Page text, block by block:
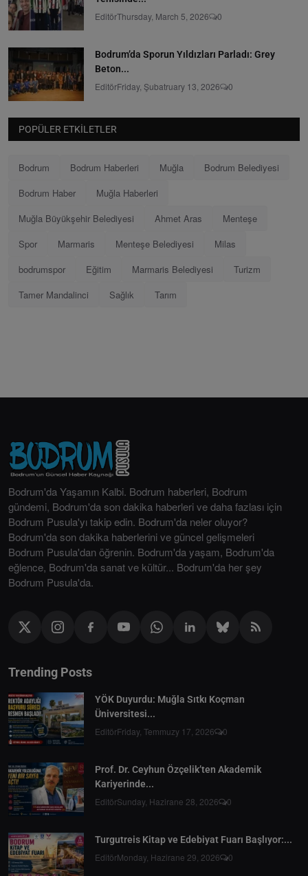
EditörThursday, March 5, 2026 0
Bodrum’da Sporun Yıldızları Parladı: Grey
Beton...
EditörFriday, Şubatruary 13, 2026 0
POPÜLER ETKILETLER
Bodrum Bodrum Haberleri Muğla
Bodrum Belediyesi
Bodrum Haber
Muğla Haberleri
Muğla Büyükşehir Belediyesi
Ahmet Aras
Menteşe
Spor
Marmaris Menteşe Belediyesi
Milas
bodrumspor
Eğitim Marmaris Belediyesi
Turizm
Tamer Mandalinci
Sağlık Tarım
Bodrum'da Yaşamın Kalbi. Bodrum haberleri, Bodrum
gündemi, Bodrum'da son dakika haberleri ve daha fazlası için
Bodrum Pusula'yı takip edin. Bodrum'da neler oluyor?
Bodrum'da son dakika haberlerini ve güncel gelişmeleri
Bodrum Pusula'dan öğrenin. Bodrum'da yaşam, Bodrum'da
eğlence, Bodrum'da sanat ve kültür... Bodrum'da her şey
Bodrum Pusula'da.
Trending Posts
YÖK Duyurdu: Muğla Sıtkı Koçman
Üniversitesi...
EditörFriday, Temmuzy 17, 2026 0
Prof. Dr. Ceyhun Özçelik’ten Akademik
Kariyerinde...
EditörSunday, Hazirane 28, 2026 0
Turgutreis Kitap ve Edebiyat Fuarı Başlıyor:...
EditörMonday, Hazirane 29, 2026 0